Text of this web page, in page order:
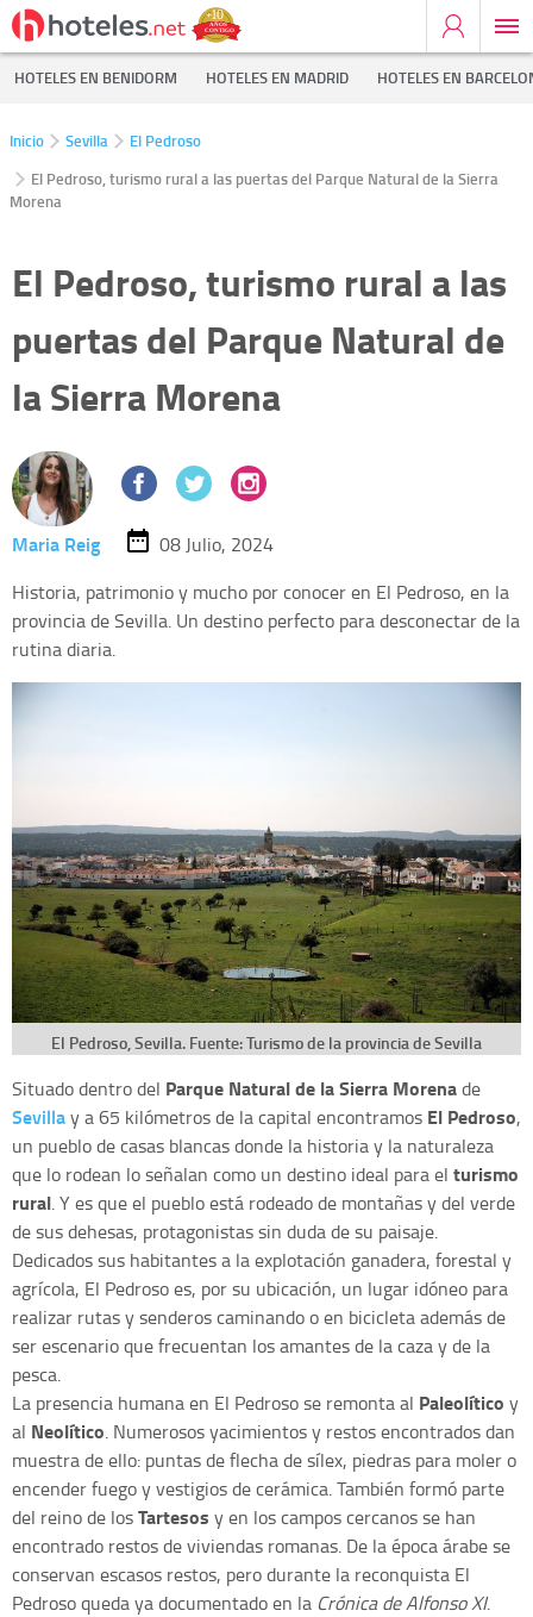
HOTELES EN BENIDORM HOTELES EN MADRID HOTELES EN
Inicio Sevilla
El Pedroso
El Pedroso, turismo rural a las puertas del Parque Natural de la Sierra
Morena
El Pedroso, turismo rural a las
puertas del Parque Natural de
la Sierra Morena
Maria Reig
08 Julio, 2024
Historia, patrimonio y mucho por conocer en El Pedroso, en la
provincia de Sevilla. Un destino perfecto para desconectar de la
rutina diaria.
El Pedroso, Sevilla. Fuente: Turismo de la provincia de Sevilla
Situado dentro del Parque Natural de la Sierra Morenade
Sevillay a 65 kilómetros de la capital encontramos El Pedroso,
un pueblo de casas blancas donde la historia y la naturaleza
que lo rodean lo señalan como un destino ideal para el turismo
rural. Y es que el pueblo está rodeado de montañas y del verde
de sus dehesas, protagonistas sin duda de su paisaje.
Dedicados sus habitantes a la explotación ganadera, forestal y
agrícola, El Pedroso es, por su ubicación, un lugar idóneo para
realizar rutas y senderos caminando o en bicicleta además de
ser escenario que frecuentan los amantes de la caza y de la
pesca.
La presencia humana en El Pedroso se remonta al Paleolítico y
al Neolítico. Numerosos yacimientos y restos encontrados dan
muestra de ello: puntas de flecha de sílex, piedras para moler o
encender fuego y vestigios de cerámica. También formó parte
del reino de losTartesos y en los campos cercanos se han
encontrado restos de viviendas romanas. De la época árabe se
conservan escasos restos, pero durante la reconquista El
Pedroso queda ya documentado en la Crónica de Alfonso XI.